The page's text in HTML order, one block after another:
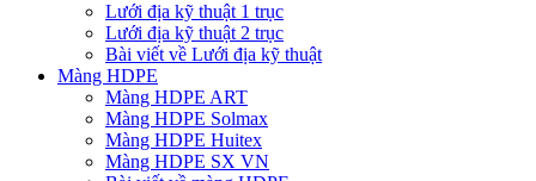
Lưới địa kỹ thuật 1 trục
Lưới địa kỹ thuật 2 trục
Bài viết về Lưới địa kỹ thuật
Màng HDPE
Màng HDPE ART
Màng HDPE Solmax
Màng HDPE Huitex
Màng HDPE SX VN